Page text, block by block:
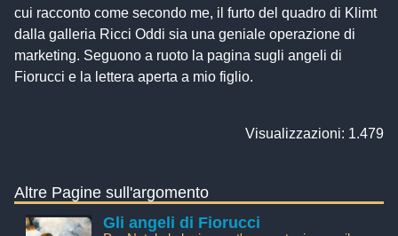
cui racconto come secondo me, il furto del quadro di Klimt
dalla galleria Ricci Oddi sia una geniale operazione di
marketing. Seguono a ruoto la pagina sugli angeli di
Fiorucci e la lettera aperta a mio figlio.
Visualizzazioni: 1.479
Altre Pagine sull'argomento
Gli angeli di Fiorucci